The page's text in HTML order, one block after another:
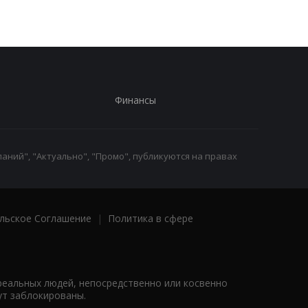
Финансы
"Актуально", "Промо", публикуются на правах
Соглашение |
Политика в сфере
людей, непосредственно или косвенно
заблокированы.